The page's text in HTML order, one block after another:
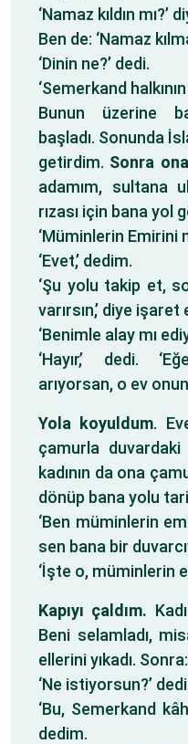
‘Namaz kıldın mı?’
Ben de: ‘Namaz
‘Dinin ne?’ dedi.
‘Semerkand
Bunun üzerine
başladı. Sonunda
getirdim. Sonra
adamım, sultana
rızası için bana yol
‘Müminlerin Emirini
‘Evet,’ dedim.
‘Şu yolu takip et,
varırsın,’ diye işaret
‘Benimle alay mı
‘Hayır,’ dedi.
arıyorsan, o ev onun
Yola koyuldum.
çamurla duvardaki
kadının da ona
dönüp bana yolu
‘Ben müminlerin
sen bana bir
‘İşte o, müminlerin
Kapıyı çaldım.
Beni selamladı,
ellerini yıkadı. Sonra:
‘Ne istiyorsun?’
‘Bu, Semerkand
dedim.